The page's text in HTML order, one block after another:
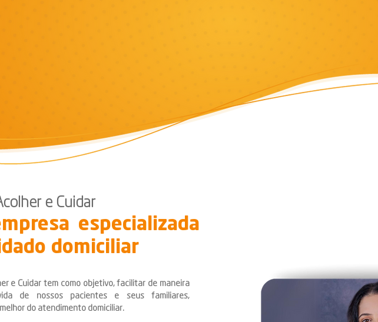
e Cuidar
especializada
domiciliar
e Cuidar tem como objetivo, facilitar de maneira
de nossos pacientes e seus familiares,
do atendimento domiciliar.